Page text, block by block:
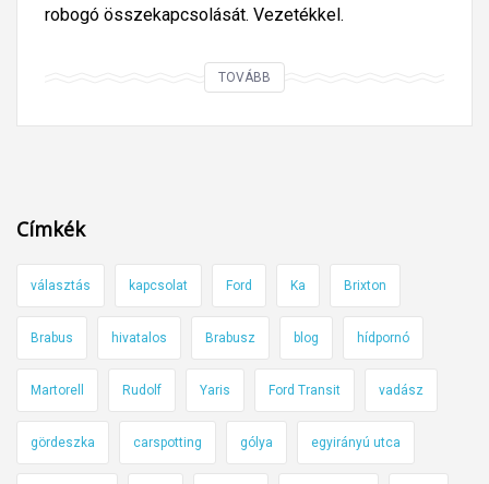
robogó összekapcsolását. Vezetékkel.
TOVÁBB
e
é
g
s
e
v
h
Címkék
választás kapcsolat Ford Ka Brixton
Brabus hivatalos Brabusz blog hídpornó
Martorell Rudolf Yaris Ford Transit vadász
gördeszka carspotting gólya egyirányú utca